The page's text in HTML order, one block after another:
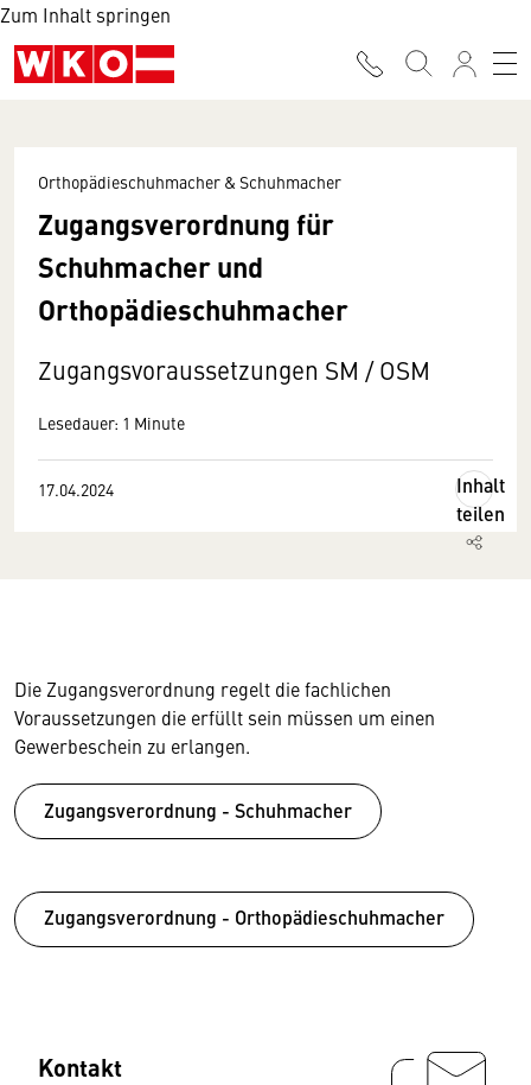
Zum Inhalt springen
Orthopädieschuhmacher & Schuhmacher
Zugangsverordnung für
Schuhmacher und
Orthopädieschuhmacher
Zugangsvoraussetzungen SM / OSM
Lesedauer: 1 Minute
17.04.2024
Inhalt
teilen
Die Zugangsverordnung regelt die fachlichen
Voraussetzungen die erfüllt sein müssen um einen
Gewerbeschein zu erlangen.
Zugangsverordnung - Schuhmacher
Zugangsverordnung - Orthopädieschuhmacher
Kontakt